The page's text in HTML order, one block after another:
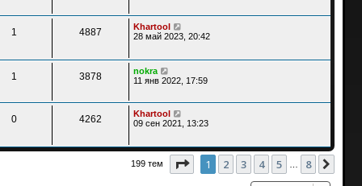
1 4887
Khartool
28 май 2023, 20:42
1 3878
nokra
11 янв 2022, 17:59
0 4262
Khartool
09 сен 2021, 13:23
199 тем Страница из
1 2 3 4 5 8